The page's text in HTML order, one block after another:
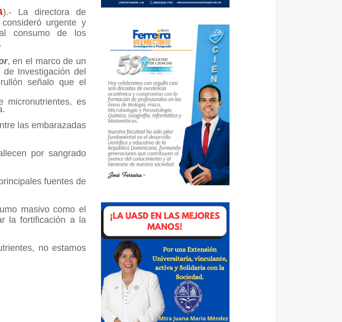
).- La directora de
urgente y
consumo de los
, en el marco de un
Investigación del
señalo que el
micronutrientes, es
las embarazadas
por sangrado
fuentes de
masivo como el
la fortificación a la
no estamos